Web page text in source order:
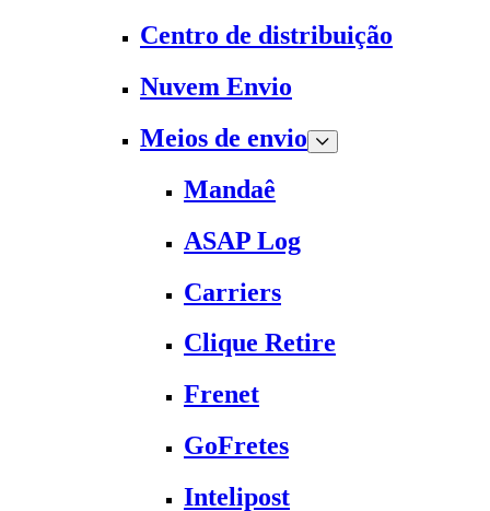
Centro de distribuição
Nuvem Envio
Meios de envio
Mandaê
ASAP Log
Carriers
Clique Retire
Frenet
GoFretes
Intelipost